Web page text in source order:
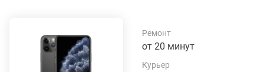
Ремонт
от 20 минут
Курьер